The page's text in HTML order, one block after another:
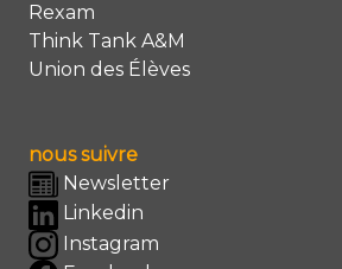
Rexam
Think Tank A&M
Union des Élèves
nous suivre
Newsletter
Linkedin
Instagram